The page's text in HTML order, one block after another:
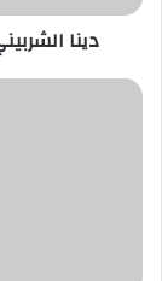
دينا
الأرصاد: